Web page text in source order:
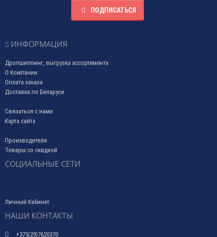
ПОДПИСАТЬСЯ
ИНФОРМАЦИЯ
Дропшиппинг, выгрузка ассортимента
О Компании
Оплата заказа
Доставка по Беларуси
Связаться с нами
Карта сайта
Производители
Товары со скидкой
СОЦИАЛЬНЫЕ СЕТИ
Личный Кабинет
НАШИ КОНТАКТЫ
+375(29)7620370